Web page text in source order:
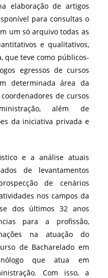
elaboração de artigos
para consultas o
um só arquivo todas as
e qualitativos,
que teve como públicos-
egressos de cursos
determinada área da
de cursos
além de
da iniciativa privada e
e a análise atuais
de levantamentos
de cenários
nos campos da
dos últimos 32 anos
para a profissão,
na atuação do
de Bacharelado em
que atua em
Com isso, a